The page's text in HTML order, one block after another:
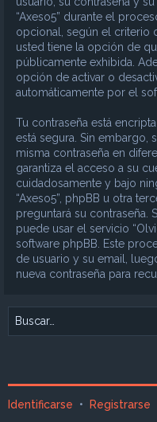
“Axeso5” durante el
opcional, según el criterio
usted tiene la opción de
públicamente exhibida.
opción de activar o
automáticamente por el
Tu contraseña está
está segura. Sin embargo,
misma contraseña en
garantiza el acceso a su
cuidadosamente y bajo
“Axeso5”, phpBB u otra
preguntará su contraseña.
puede usar el servicio
software phpBB. Este
de usuario y su email,
nueva contraseña para
Identificarse • Registrarse